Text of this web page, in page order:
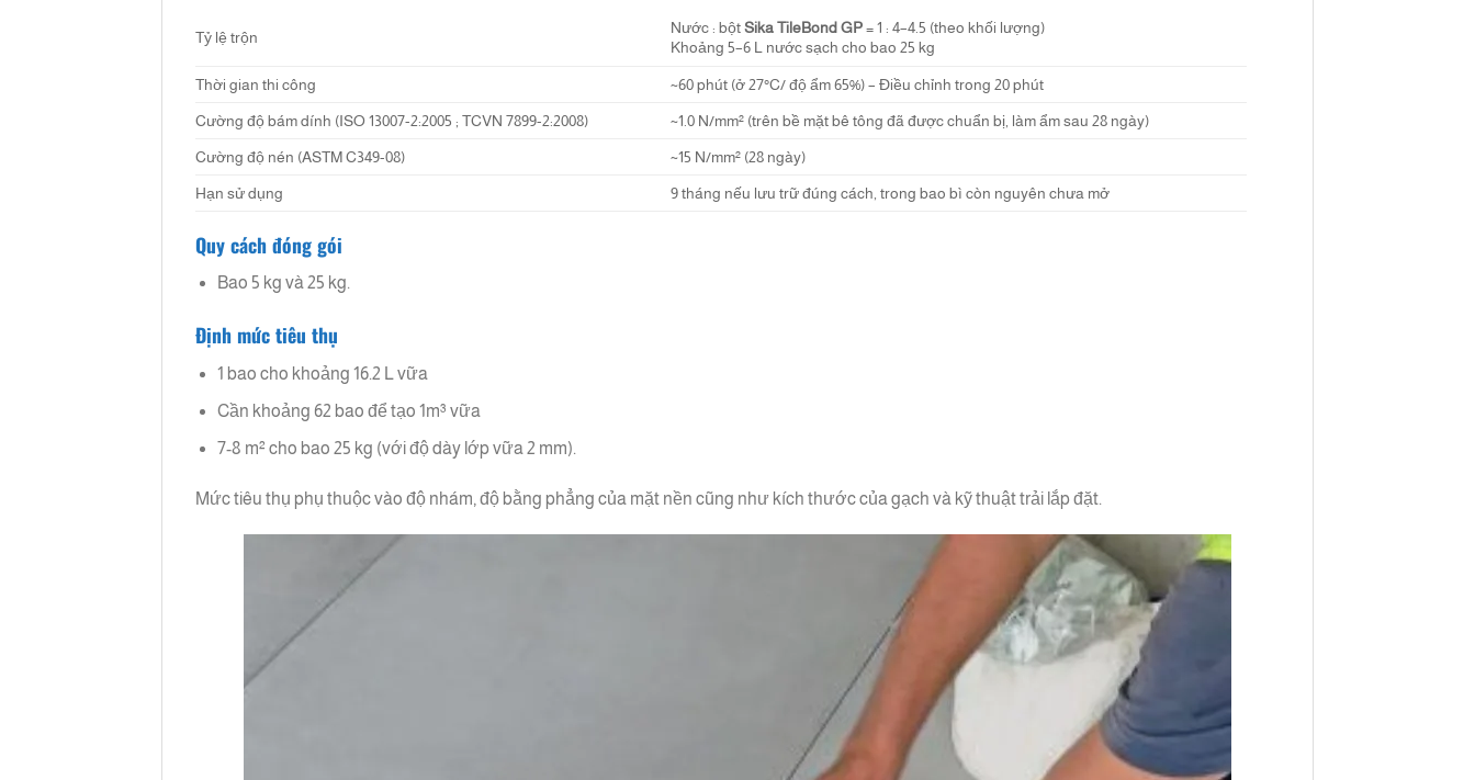
Tỷ lệ trộn
Nước : bộtSika TileBond GP= 1 : 4–4.5 (theo khối lượng)
Khoảng 5–6 L nước sạch cho bao 25 kg
Thời gian thi công ~60 phút (ở 27°C/ độ ẩm 65%) – Điều chỉnh trong 20 phút
Cường độ bám dính (ISO 13007-2:2005 ; TCVN 7899-2:2008) ~1.0 N/mm² (trên bề mặt bê tông đã được chuẩn bị, làm ẩm sau 28 ngày)
Cường độ nén (ASTM C349-08) ~15 N/mm² (28 ngày)
Hạn sử dụng 9 tháng nếu lưu trữ đúng cách, trong bao bì còn nguyên chưa mở
Quy cách đóng gói
Bao 5 kg và 25 kg.
Định mức tiêu thụ
1 bao cho khoảng 16.2 L vữa
Cần khoảng 62 bao để tạo 1m³ vữa
7-8 m² cho bao 25 kg (với độ dày lớp vữa 2 mm).
Mức tiêu thụ phụ thuộc vào độ nhám, độ bằng phẳng của mặt nền cũng như kích thước của gạch và kỹ thuật trải lắp đặt.